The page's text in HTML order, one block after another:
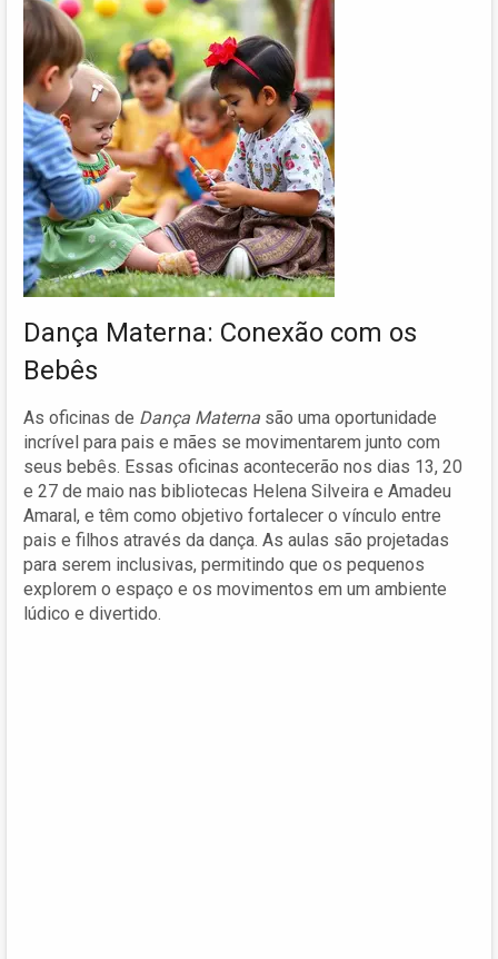
Dança Materna: Conexão com os
Bebês
As oficinas de Dança Materna são uma oportunidade
incrível para pais e mães se movimentarem junto com
seus bebês. Essas oficinas acontecerão nos dias 13, 20
e 27 de maio nas bibliotecas Helena Silveira e Amadeu
Amaral, e têm como objetivo fortalecer o vínculo entre
pais e filhos através da dança. As aulas são projetadas
para serem inclusivas, permitindo que os pequenos
explorem o espaço e os movimentos em um ambiente
lúdico e divertido.